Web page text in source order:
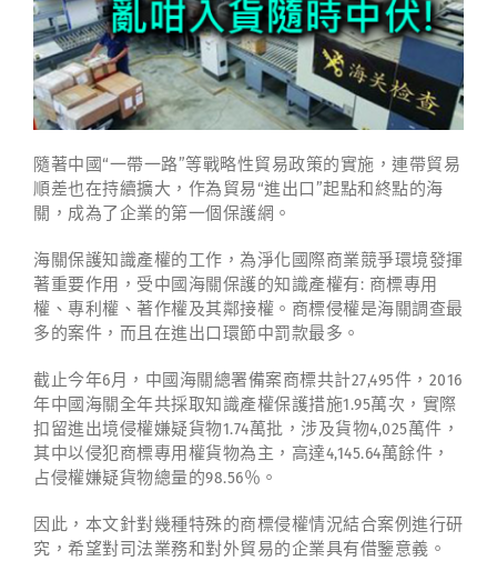
隨著中國“一帶一路”等戰略性貿易政策的實施，連帶貿易
順差也在持續擴大，作為貿易“進出口”起點和終點的海
關，成為了企業的第一個保護網。
海關保護知識產權的工作，為淨化國際商業競爭環境發揮
著重要作用，受中國海關保護的知識產權有: 商標專用
權、專利權、著作權及其鄰接權。商標侵權是海關調查最
多的案件，而且在進出口環節中罰款最多。
截止今年6月，中國海關總署備案商標共計27,495件，2016
年中國海關全年共採取知識產權保護措施1.95萬次，實際
扣留進出境侵權嫌疑貨物1.74萬批，涉及貨物4,025萬件，
其中以侵犯商標專用權貨物為主，高達4,145.64萬餘件，
占侵權嫌疑貨物總量的98.56％。
因此，本文針對幾種特殊的商標侵權情況結合案例進行研
究，希望對司法業務和對外貿易的企業具有借鑒意義。